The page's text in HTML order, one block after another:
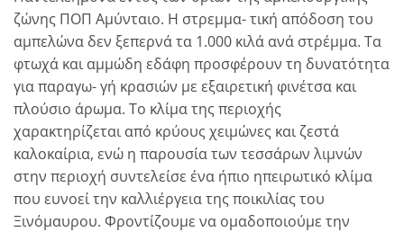
ζώνης ΠΟΠ Αμύνταιο. Η στρεμμα- τική απόδοση του
αμπελώνα δεν ξεπερνά τα 1.000 κιλά ανά στρέμμα. Tα
φτωχά και αμμώδη εδάφη προσφέρουν τη δυνατότητα
για παραγω- γή κρασιών με εξαιρετική φινέτσα και
πλούσιο άρωμα. Το κλίμα της περιοχής
χαρακτηρίζεται από κρύους χειμώνες και ζεστά
καλοκαίρια, ενώ η παρουσία των τεσσάρων λιμνών
στην περιοχή συντελείσε ένα ήπιο ηπειρωτικό κλίμα
που ευνοεί την καλλιέργεια της ποικιλίας του
Ξινόμαυρου. Φροντίζουμε να ομαδοποιούμε την